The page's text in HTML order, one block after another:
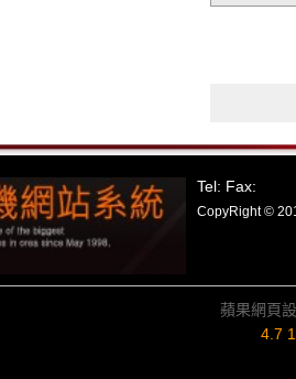
Tel: Fax:
CopyRight ©
蘋果網頁
4.7